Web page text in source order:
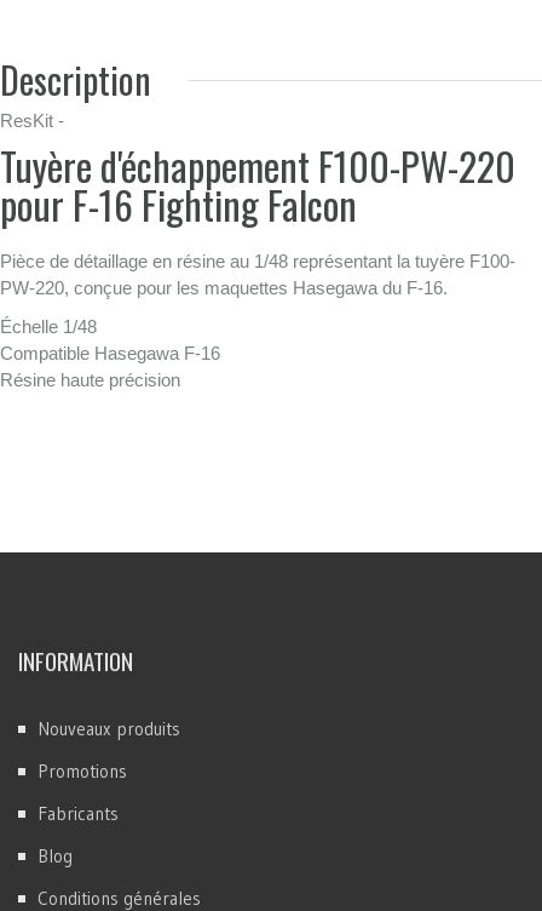
Description
ResKit -
Tuyère d'échappement F100-PW-220
pour F-16 Fighting Falcon
Pièce de détaillage en résine au 1/48 représentant la tuyère F100-
PW-220, conçue pour les maquettes Hasegawa du F-16.
Échelle 1/48
Compatible Hasegawa F-16
Résine haute précision
INFORMATION
Nouveaux produits
Promotions
Fabricants
Blog
Conditions générales